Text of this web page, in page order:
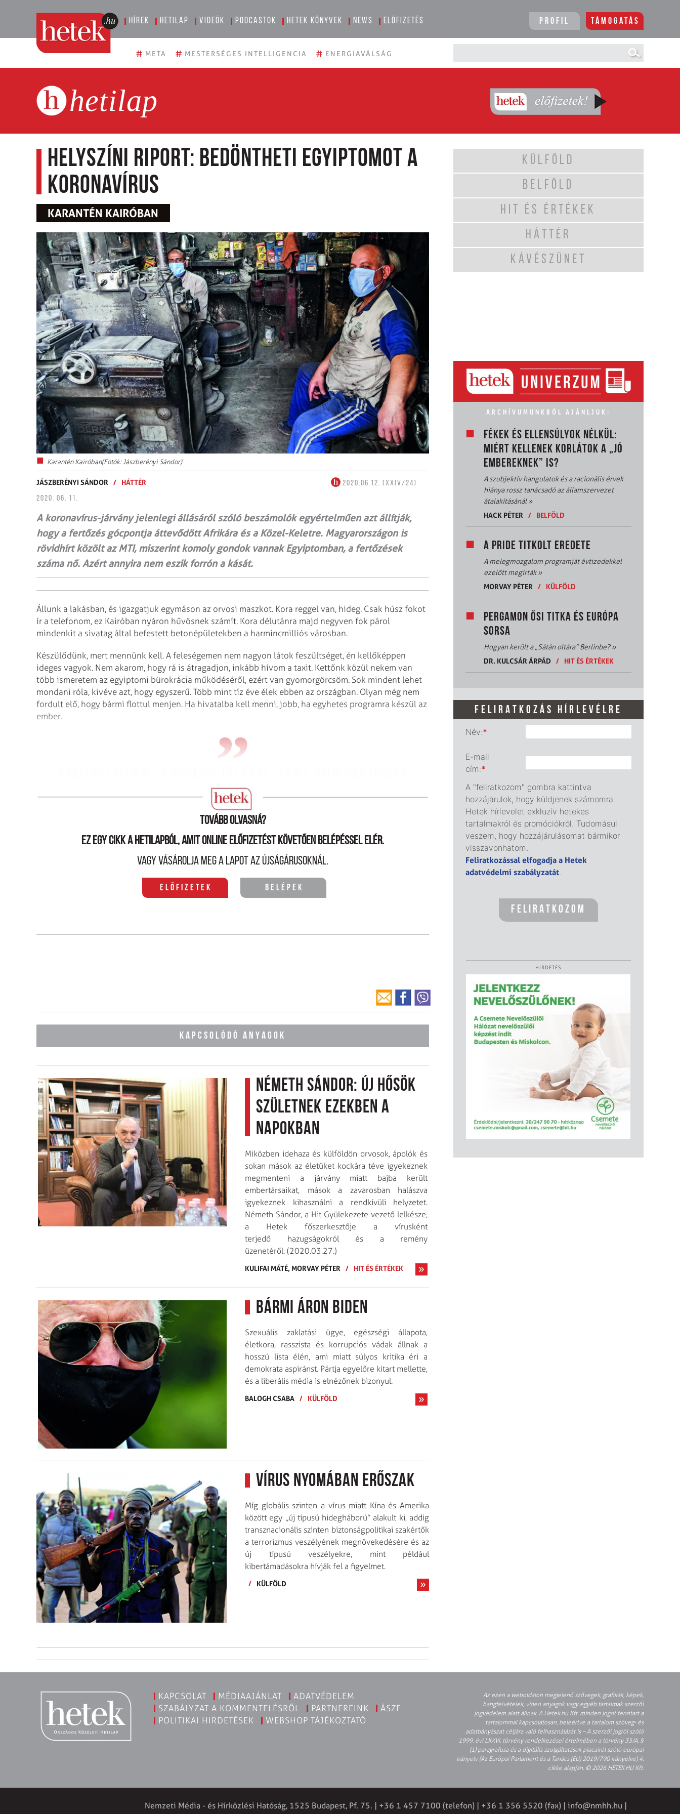
Hírek Hetilap Videók Podcastok Hetek könyvek News Előfizetés Profil Támogatás
# META # MESTERSÉGES INTELLIGENCIA # ENERGIAVÁLSÁG
hetilap
Helyszíni riport: Bedöntheti Egyiptomot a
koronavírus
KARANTÉN KAIRÓBAN
Karantén Kairóban(Fotók: Jászberényi Sándor)
JÁSZBERÉNYI SÁNDOR / HÁTTÉR
2020.06.12. (XXIV/24)
2020. 06. 11.
A koronavírus-járvány jelenlegi állásáról szóló beszámolók egyértelműen azt állítják,
hogy a fertőzés gócpontja áttevődött Afrikára és a Közel-Keletre. Magyarországon is
rövidhírt közölt az MTI, miszerint komoly gondok vannak Egyiptomban, a fertőzések
száma nő. Azért annyira nem eszik forrón a kását.
Állunk a lakásban, és igazgatjuk egymáson az orvosi maszkot. Kora reggel van, hideg. Csak húsz fokot
ír a telefonom, ez Kairóban nyáron hűvösnek számít. Kora délutánra majd negyven fok párol
mindenkit a sivatag által befestett betonépületekben a harmincmilliós városban.
Készülődünk, mert mennünk kell. A feleségemen nem nagyon látok feszültséget, én kellőképpen
ideges vagyok. Nem akarom, hogy rá is átragadjon, inkább hívom a taxit. Kettőnk közül nekem van
több ismeretem az egyiptomi bürokrácia működéséről, ezért van gyomorgörcsöm. Sok mindent lehet
mondani róla, kivéve azt, hogy egyszerű. Több mint tíz éve élek ebben az országban. Olyan még nem
fordult elő, hogy bármi flottul menjen. Ha hivatalba kell menni, jobb, ha egyhetes programra készül az
ember.
gyárakba.
Tovább olvasná?
Ez egy cikk a hetilapból, amit online előfizetést követően belépéssel elér.
Vagy vásárolja meg a lapot az újságárusoknál.
Előfizetek Belépek
KAPCSOLÓDÓ ANYAGOK
Németh Sándor: Új hősök
születnek ezekben a
napokban
Miközben idehaza és külföldön orvosok, ápolók és
sokan mások az életüket kockára téve igyekeznek
megmenteni a járvány miatt bajba került
embertársaikat, mások a zavarosban halászva
igyekeznek kihasználni a rendkívüli helyzetet.
Németh Sándor, a Hit Gyülekezete vezető lelkésze,
a Hetek főszerkesztője a vírusként
terjedő hazugságokról és a remény
üzenetéről. (2020.03.27.)
KULIFAI MÁTÉ, MORVAY PÉTER / HIT ÉS ÉRTÉKEK
Bármi áron Biden
Szexuális zaklatási ügye, egészségi állapota,
életkora, rasszista és korrupciós vádak állnak a
hosszú lista élén, ami miatt súlyos kritika éri a
demokrata aspiránst. Pártja egyelőre kitart mellette,
és a liberális média is elnézőnek bizonyul.
BALOGH CSABA / KÜLFÖLD
Vírus nyomában erőszak
Míg globális szinten a vírus miatt Kína és Amerika
között egy „új típusú hidegháború” alakult ki, addig
transznacionális szinten biztonságpolitikai szakértők
a terrorizmus veszélyének megnövekedésére és az
új típusú veszélyekre, mint például
kibertámadásokra hívják fel a figyelmet.
/ KÜLFÖLD
KÜLFÖLD
BELFÖLD
HIT ÉS ÉRTÉKEK
HÁTTÉR
KÁVÉSZÜNET
ARCHÍVUMUNKBÓL AJÁNLJUK:
FÉKEK ÉS ELLENSÚLYOK NÉLKÜL:
MIÉRT KELLENEK KORLÁTOK A „JÓ
EMBEREKNEK” IS?
A szubjektív hangulatok és a racionális érvek
hiánya rossz tanácsadó az államszervezet
átalakításánál»
HACK PÉTER
/ BELFÖLD
A PRIDE TITKOLT EREDETE
A melegmozgalom programját évtizedekkel
ezelőtt megírták»
MORVAY PÉTER
/ KÜLFÖLD
PERGAMON ŐSI TITKA ÉS EURÓPA
SORSA
Hogyan került a „Sátán oltára” Berlinbe?»
DR. KULCSÁR ÁRPÁD
/ HIT ÉS ÉRTÉKEK
FELIRATKOZÁS HÍRLEVÉLRE
Név:*
E-mail
cím:*
A "feliratkozom" gombra kattintva
hozzájárulok, hogy küldjenek számomra
Hetek hírlevelet exkluzív hetekes
tartalmakról és promóciókról. Tudomásul
veszem, hogy hozzájárulásomat bármikor
visszavonhatom.
Feliratkozással elfogadja a Hetek
adatvédelmi szabályzatát.
HIRDETÉS
KAPCSOLAT MÉDIAAJÁNLAT
ADATVÉDELEM
SZABÁLYZAT A KOMMENTELÉSRŐL
PARTNEREINK
ÁSZF
POLITIKAI HIRDETÉSEK
WEBSHOP TÁJÉKOZTATÓ
Az ezen a weboldalon megjelenő szövegek, grafikák, képek,
hangfelvételek, video anyagok vagy egyéb tartalmak szerzői
jogvédelem alatt állnak. A Hetek.hu Kft. minden jogot fenntart a
tartalommal kapcsolatosan, beleértve a tartalom szöveg- és
adatbányászat céljára való felhasználását is – A szerzői jogról szóló
1999. évi LXXVI. törvény rendelkezései értelmében a törvény 35/A. §
(1) paragrafusa és a digitális szolgáltatások piacairól szóló európai
irányelv (Az Európai Parlament és a Tanács (EU) 2019/790 Irányelve) 4.
cikke alapján. © 2026 HETEK.HU Kft.
Nemzeti Média - és Hírközlési Hatóság, 1525 Budapest, Pf. 75. | +36 1 457 7100 (telefon) | +36 1 356 5520 (fax) | info@nmhh.hu |